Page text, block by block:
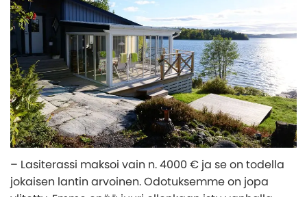
– Lasiterassi maksoi vain n. 4000 € ja se on todella
jokaisen lantin arvoinen. Odotuksemme on jopa